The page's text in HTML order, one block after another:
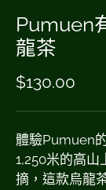
Pumuen
龍茶
$130.00
體驗Pumuen
1,250米的高
摘，這款烏龍